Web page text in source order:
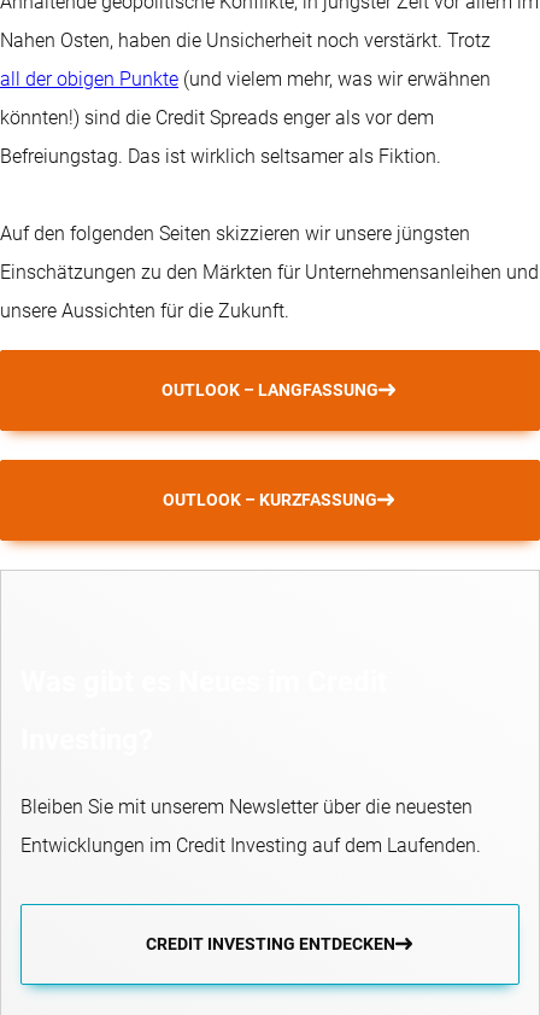
Nahen Osten, haben die Unsicherheit noch verstärkt. Trotz
all der obigen Punkte (und vielem mehr, was wir erwähnen
könnten!) sind die Credit Spreads enger als vor dem
Befreiungstag. Das ist wirklich seltsamer als Fiktion.
Auf den folgenden Seiten skizzieren wir unsere jüngsten
Einschätzungen zu den Märkten für Unternehmensanleihen und
unsere Aussichten für die Zukunft.
OUTLOOK – LANGFASSUNG
OUTLOOK – KURZFASSUNG
Bleiben Sie mit unserem Newsletter über die neuesten
Entwicklungen im Credit Investing auf dem Laufenden.
CREDIT INVESTING ENTDECKEN